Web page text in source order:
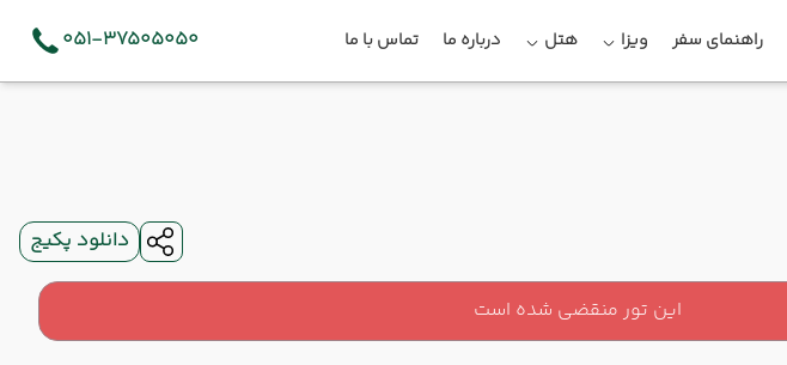
راهنمای سفر ویزا هتل درباره ما تماس با ما 051-37505050
دانلود پکیج
این تور منقضی شده است